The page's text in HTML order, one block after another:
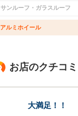
サンルーフ・ガラスルーフ
アルミホイール
お店のクチコミ
大満足！！